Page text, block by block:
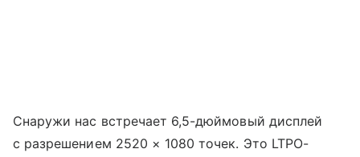
Снаружи нас встречает 6,5-дюймовый дисплей
с разрешением 2520 × 1080 точек. Это LTPO-